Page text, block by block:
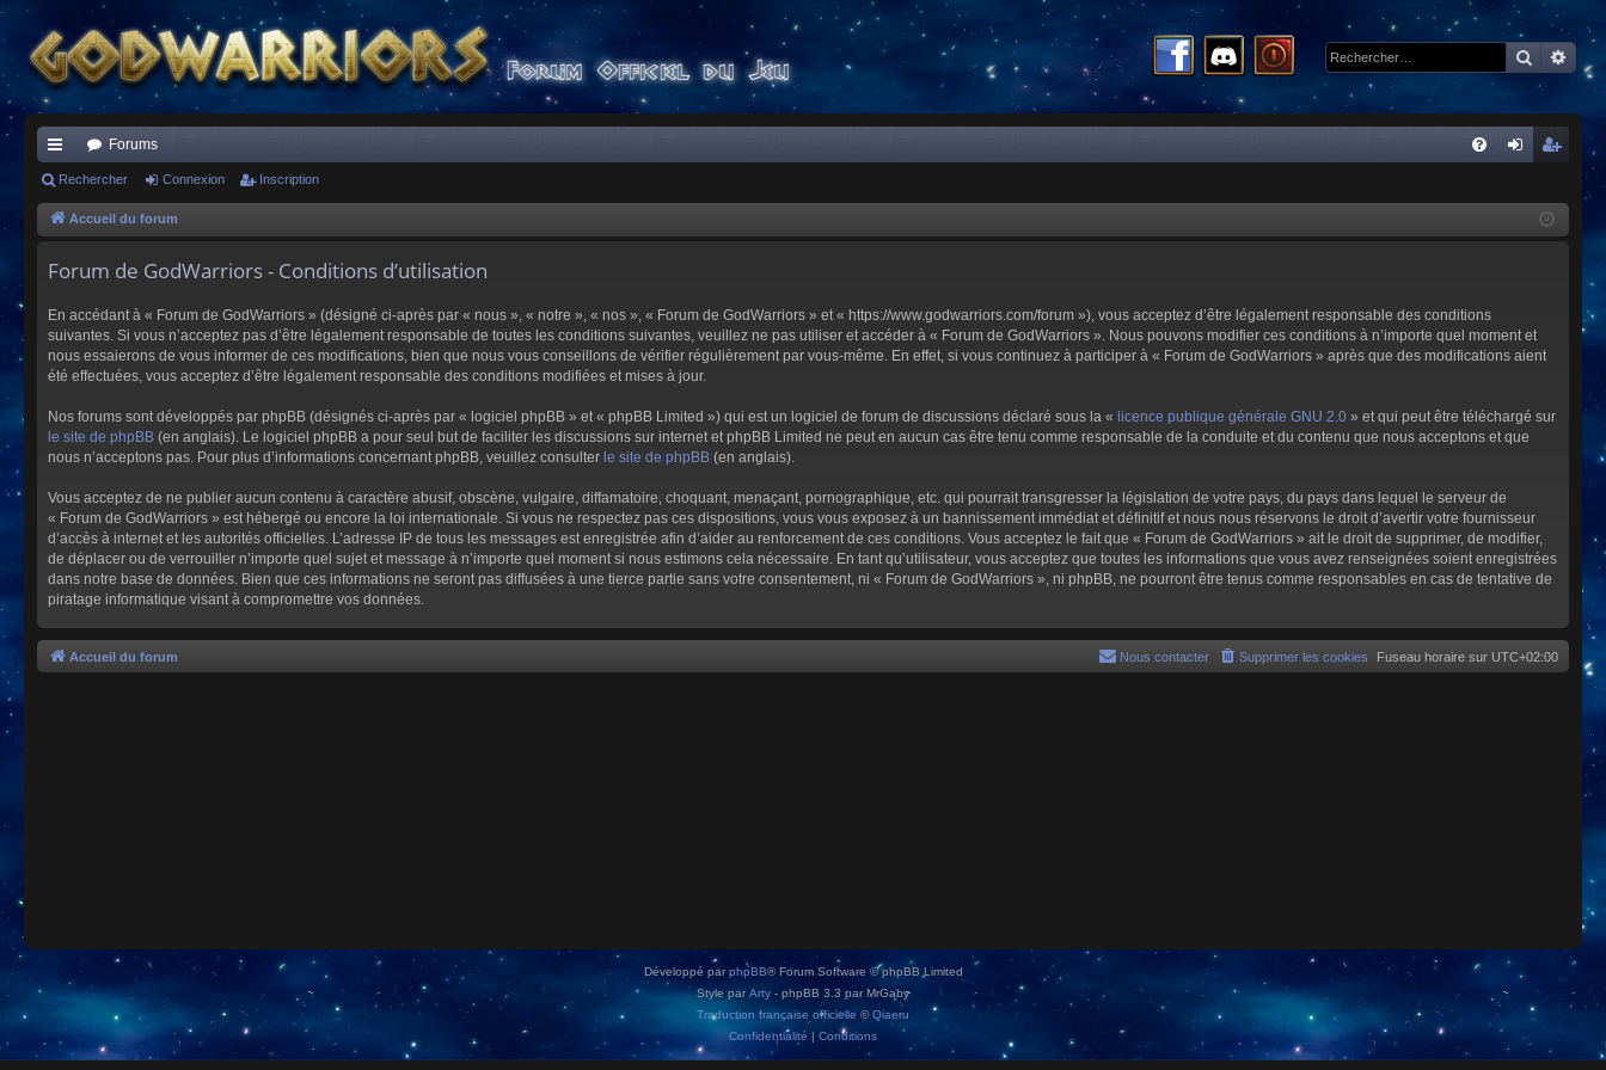
ac
co
s
Forums
cri
Rechercher Connexion Inscription
Accueil du forum
Forum de GodWarriors - Conditions d’utilisation
En accédant à « Forum de GodWarriors » (désigné ci-après par « nous », « notre », « nos », « Forum de GodWarriors » et « https://www.godwarriors.com/forum »), vous acceptez d’être légalement responsable des conditions
suivantes. Si vous n’acceptez pas d’être légalement responsable de toutes les conditions suivantes, veuillez ne pas utiliser et accéder à « Forum de GodWarriors ». Nous pouvons modifier ces conditions à n’importe quel moment et
nous essaierons de vous informer de ces modifications, bien que nous vous conseillons de vérifier régulièrement par vous-même. En effet, si vous continuez à participer à « Forum de GodWarriors » après que des modifications aient
été effectuées, vous acceptez d’être légalement responsable des conditions modifiées et mises à jour.
Nos forums sont développés par phpBB (désignés ci-après par « logiciel phpBB » et « phpBB Limited ») qui est un logiciel de forum de discussions déclaré sous la « licence publique générale GNU 2.0 » et qui peut être téléchargé sur
le site de phpBB (en anglais). Le logiciel phpBB a pour seul but de faciliter les discussions sur internet et phpBB Limited ne peut en aucun cas être tenu comme responsable de la conduite et du contenu que nous acceptons et que
nous n’acceptons pas. Pour plus d’informations concernant phpBB, veuillez consulter le site de phpBB (en anglais).
Vous acceptez de ne publier aucun contenu à caractère abusif, obscène, vulgaire, diffamatoire, choquant, menaçant, pornographique, etc. qui pourrait transgresser la législation de votre pays, du pays dans lequel le serveur de
« Forum de GodWarriors » est hébergé ou encore la loi internationale. Si vous ne respectez pas ces dispositions, vous vous exposez à un bannissement immédiat et définitif et nous nous réservons le droit d’avertir votre fournisseur
d’accès à internet et les autorités officielles. L’adresse IP de tous les messages est enregistrée afin d’aider au renforcement de ces conditions. Vous acceptez le fait que « Forum de GodWarriors » ait le droit de supprimer, de modifier,
de déplacer ou de verrouiller n’importe quel sujet et message à n’importe quel moment si nous estimons cela nécessaire. En tant qu’utilisateur, vous acceptez que toutes les informations que vous avez renseignées soient enregistrées
dans notre base de données. Bien que ces informations ne seront pas diffusées à une tierce partie sans votre consentement, ni « Forum de GodWarriors », ni phpBB, ne pourront être tenus comme responsables en cas de tentative de
piratage informatique visant à compromettre vos données.
Accueil du forum Fuseau horaire sur UTC+02:00
Supprimer les cookies
Nous contacter
Développé parphpBB® Forum Software © phpBB Limited
Style par Arty - phpBB 3.3 par MrGaby
Traduction française officielle ©Qiaeru
Confidentialité | Conditions